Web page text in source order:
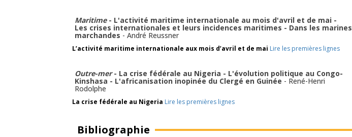
Maritime - L'activité maritime internationale au mois d'avril et de mai -
Les crises internationales et leurs incidences maritimes - Dans les marines
marchandes - André Reussner
L’activité maritime internationale aux mois d’avril et de mai Lire les premières lignes
Outre-mer- La crise fédérale au Nigeria - L'évolution politique au Congo-
Kinshasa - L'africanisation inopinée du Clergé en Guinée - René-Henri
Rodolphe
La crise fédérale au Nigeria Lire les premières lignes
Bibliographie